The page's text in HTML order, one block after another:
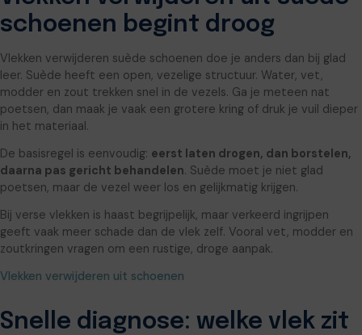
schoenen begint droog
Vlekken verwijderen suède schoenen doe je anders dan bij glad
leer. Suède heeft een open, vezelige structuur. Water, vet,
modder en zout trekken snel in de vezels. Ga je meteen nat
poetsen, dan maak je vaak een grotere kring of druk je vuil dieper
in het materiaal.
De basisregel is eenvoudig: eerst laten drogen, dan borstelen,
daarna pas gericht behandelen. Suède moet je niet glad
poetsen, maar de vezel weer los en gelijkmatig krijgen.
Bij verse vlekken is haast begrijpelijk, maar verkeerd ingrijpen
geeft vaak meer schade dan de vlek zelf. Vooral vet, modder en
zoutkringen vragen om een rustige, droge aanpak.
Vlekken verwijderen uit schoenen
Snelle diagnose: welke vlek zit